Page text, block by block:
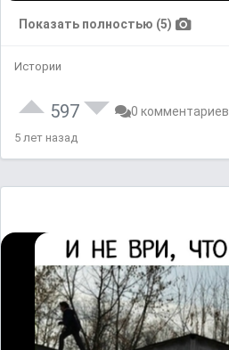
Показать полностью (5)
Истории
597 0 комментариев
5 лет назад